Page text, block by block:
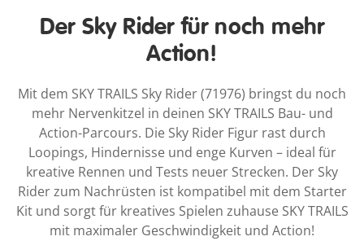
Der Sky Rider für noch mehr
Action!
Mit dem SKY TRAILS Sky Rider (71976) bringst du noch
mehr Nervenkitzel in deinen SKY TRAILS Bau- und
Action-Parcours. Die Sky Rider Figur rast durch
Loopings, Hindernisse und enge Kurven – ideal für
kreative Rennen und Tests neuer Strecken. Der Sky
Rider zum Nachrüsten ist kompatibel mit dem Starter
Kit und sorgt für kreatives Spielen zuhause SKY TRAILS
mit maximaler Geschwindigkeit und Action!